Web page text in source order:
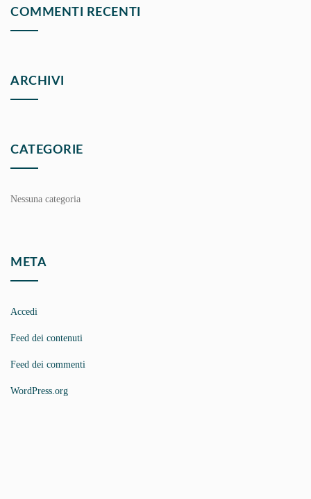
COMMENTI RECENTI
ARCHIVI
CATEGORIE
Nessuna categoria
META
Accedi
Feed dei contenuti
Feed dei commenti
WordPress.org